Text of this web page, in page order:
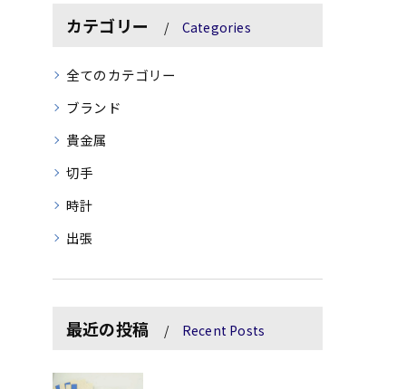
カテゴリー Categories
全てのカテゴリー
ブランド
貴金属
切手
時計
出張
最近の投稿 Recent Posts